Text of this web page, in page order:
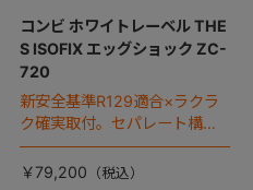
コンビ ホワイトレーベル THE
S ISOFIX エッグショック ZC-
720
新安全基準R129適合×ラクラ
ク確実取付。セパレート構造
で安全をもっとカンタンに。
￥79,200